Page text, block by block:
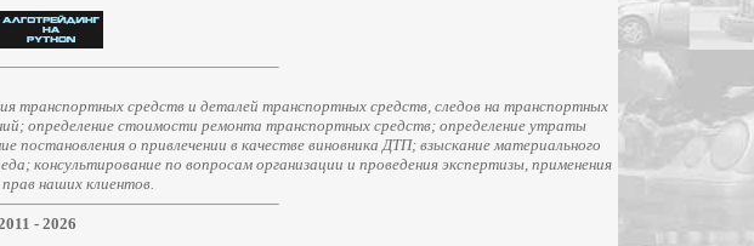
транспортных средств и деталей транспортных средств, следов на транспортных
определение стоимости ремонта транспортных средств; определение утраты
о привлечении в качестве виновника ДТП; взыскание материального
консультирование по вопросам организации и проведения экспертизы, применения
наших клиентов.
- 2026